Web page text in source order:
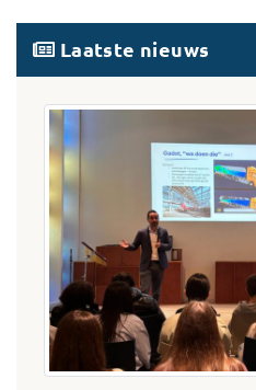
Laatste nieuws